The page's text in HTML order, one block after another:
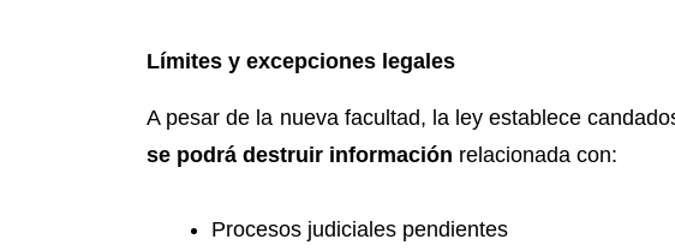
Límites y excepciones legales
A pesar de la nueva facultad, la ley establece
se podrá destruir información relacionada con:
Procesos judiciales pendientes